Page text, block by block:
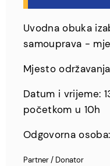
Uvodna obuka
samouprava -
Mjesto
Datum i vrijeme:
početkom u 10h
Odgovorna
Partner / Donator